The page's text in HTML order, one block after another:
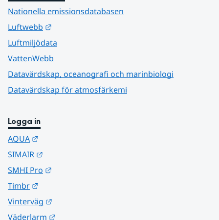
Nationella emissionsdatabasen
Luftwebb
Luftmiljödata
VattenWebb
Datavärdskap, oceanografi och marinbiologi
Datavärdskap för atmosfärkemi
Logga in
AQUA
SIMAIR
SMHI Pro
Timbr
Vinterväg
Väderlarm